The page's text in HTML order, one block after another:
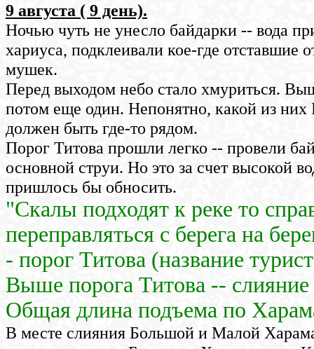
9 августа ( 9 день).
Ночью чуть не унесло байдарки -- вода
хариуса, подклеивали кое-где отставшие
мушек.
Перед выходом небо стало хмуриться.
потом еще один. Непонятно, какой из
должен быть где-то рядом.
Порог Титова прошли легко -- провели
основной струи. Но это за счет высокой
пришлось бы обносить.
"Скалы подходят к реке то
переправляться с берега на
- порог Титова (название
Выше порога Титова --
Общая длина подъема по
В месте слияния Большой и Малой